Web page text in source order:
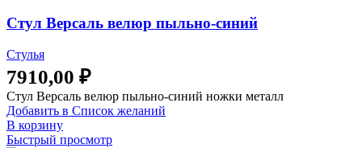
Стул Версаль велюр пыльно-синий
Стулья
7910,00 ₽
Стул Версаль велюр пыльно-синий ножки металл
Добавить в Список желаний
В корзину
Быстрый просмотр